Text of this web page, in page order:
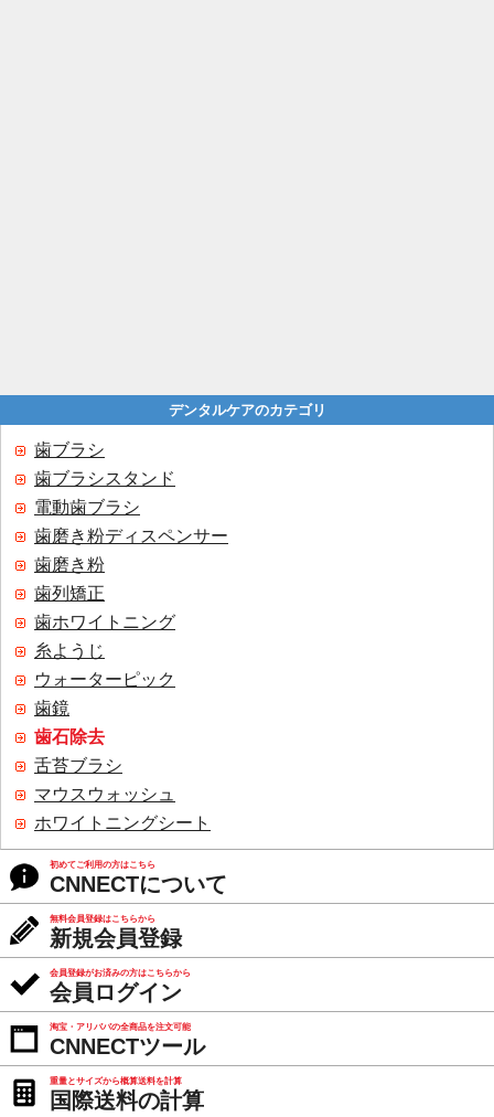
デンタルケアのカテゴリ
歯ブラシ
歯ブラシスタンド
電動歯ブラシ
歯磨き粉ディスペンサー
歯磨き粉
歯列矯正
歯ホワイトニング
糸ようじ
ウォーターピック
歯鏡
歯石除去
舌苔ブラシ
マウスウォッシュ
ホワイトニングシート
初めてご利用の方はこちら
CNNECTについて
無料会員登録はこちらから
新規会員登録
会員登録がお済みの方はこちらから
会員ログイン
淘宝・アリババの全商品を注文可能
CNNECTツール
重量とサイズから概算送料を計算
国際送料の計算